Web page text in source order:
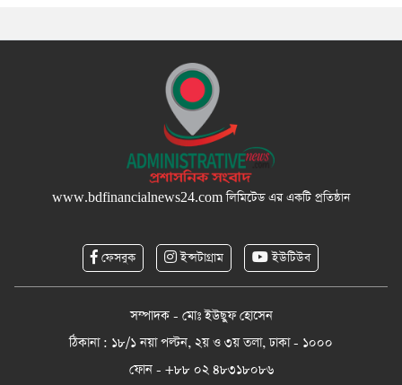
www.bdfinancialnews24.comলিমিটেড এর একটি প্রতিষ্ঠান
ফেসবুক ইন্সটাগ্রাম ইউটিউব
সম্পাদক - মোঃ ইউছুফ হোসেন
ঠিকানা : ১৮/১ নয়া পল্টন, ২য় ও ৩য় তলা, ঢাকা - ১০০০
ফোন - +৮৮ ০২ ৪৮৩১৮০৮৬